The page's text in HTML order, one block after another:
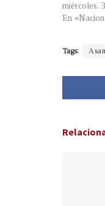
miércoles,
En
Tags: